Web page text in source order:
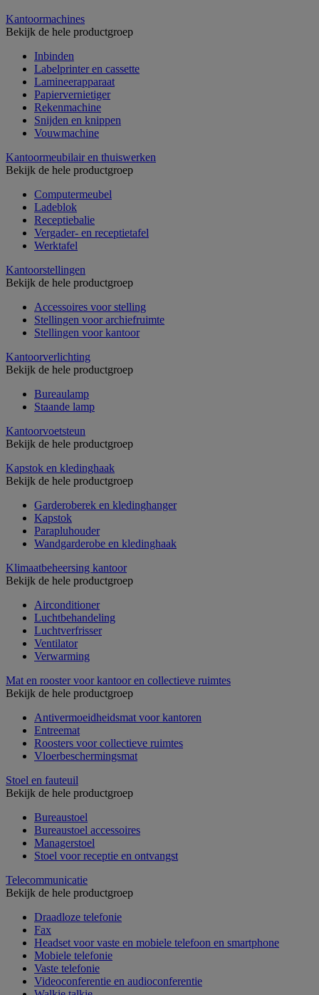
Kantoormachines
Bekijk de hele productgroep
Inbinden
Labelprinter en cassette
Lamineerapparaat
Papiervernietiger
Rekenmachine
Snijden en knippen
Vouwmachine
Kantoormeubilair en thuiswerken
Bekijk de hele productgroep
Computermeubel
Ladeblok
Receptiebalie
Vergader- en receptietafel
Werktafel
Kantoorstellingen
Bekijk de hele productgroep
Accessoires voor stelling
Stellingen voor archiefruimte
Stellingen voor kantoor
Kantoorverlichting
Bekijk de hele productgroep
Bureaulamp
Staande lamp
Kantoorvoetsteun
Bekijk de hele productgroep
Kapstok en kledinghaak
Bekijk de hele productgroep
Garderoberek en kledinghanger
Kapstok
Parapluhouder
Wandgarderobe en kledinghaak
Klimaatbeheersing kantoor
Bekijk de hele productgroep
Airconditioner
Luchtbehandeling
Luchtverfrisser
Ventilator
Verwarming
Mat en rooster voor kantoor en collectieve ruimtes
Bekijk de hele productgroep
Antivermoeidheidsmat voor kantoren
Entreemat
Roosters voor collectieve ruimtes
Vloerbeschermingsmat
Stoel en fauteuil
Bekijk de hele productgroep
Bureaustoel
Bureaustoel accessoires
Managerstoel
Stoel voor receptie en ontvangst
Telecommunicatie
Bekijk de hele productgroep
Draadloze telefonie
Fax
Headset voor vaste en mobiele telefoon en smartphone
Mobiele telefonie
Vaste telefonie
Videoconferentie en audioconferentie